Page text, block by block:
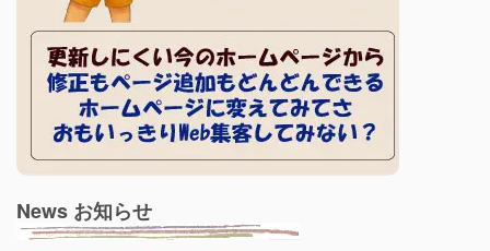
News お知らせ